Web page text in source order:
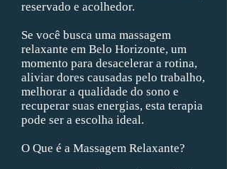
reservado e acolhedor.
Se você busca uma massagem
relaxante em Belo Horizonte, um
momento para desacelerar a rotina,
aliviar dores causadas pelo trabalho,
melhorar a qualidade do sono e
recuperar suas energias, esta terapia
pode ser a escolha ideal.
O Que é a Massagem Relaxante?